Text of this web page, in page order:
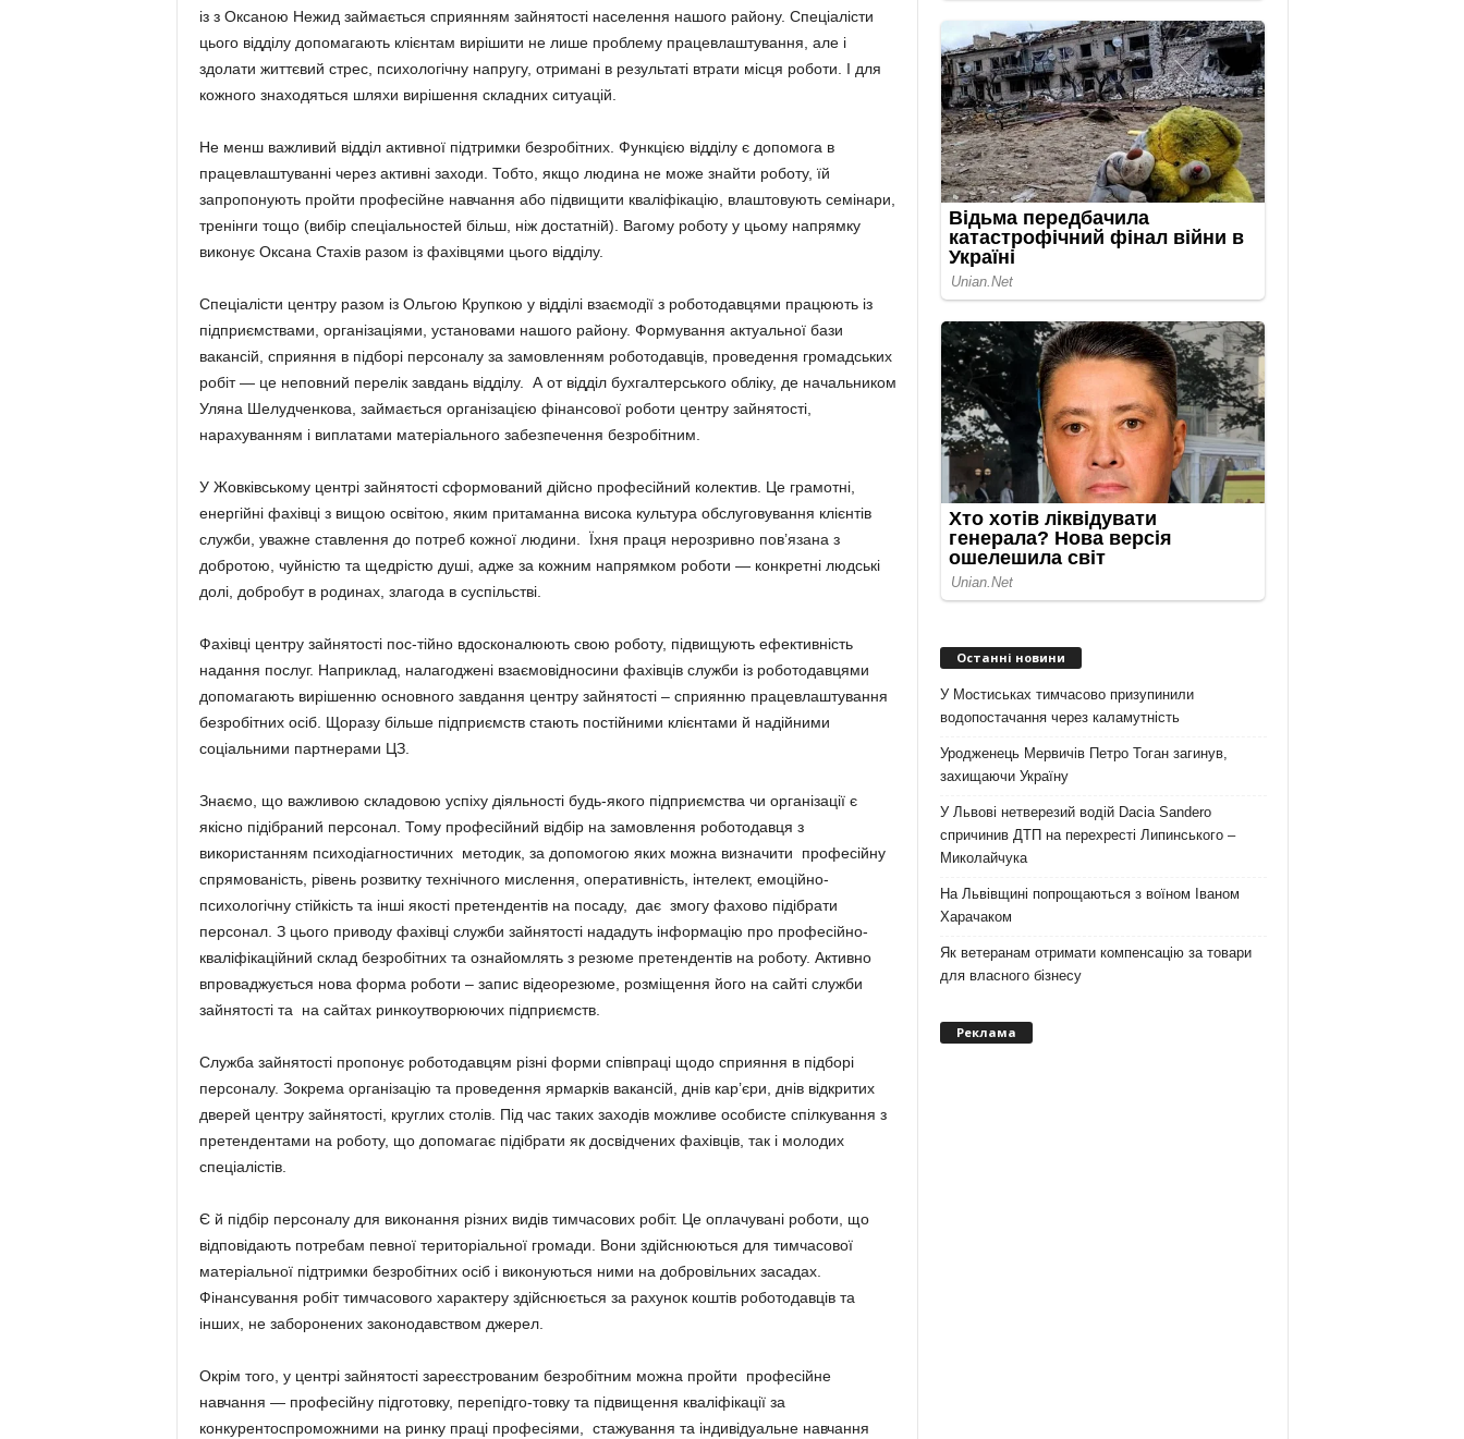
із з Оксаною Нежид займається сприянням зайнятості населення нашого району. Спеціалісти
цього відділу допомагають клієнтам вирішити не лише проблему працевлаштування, але і
здолати життєвий стрес, психологічну напругу, отримані в результаті втрати місця роботи. І для
кожного знаходяться шляхи вирішення складних ситуацій.
Не менш важливий відділ активної підтримки безробітних. Функцією відділу є допомога в
працевлаштуванні через активні заходи. Тобто, якщо людина не може знайти роботу, їй
запропонують пройти професійне навчання або підвищити кваліфікацію, влаштовують семінари,
тренінги тощо (вибір спеціальностей більш, ніж достатній). Вагому роботу у цьому напрямку
виконує Оксана Стахів разом із фахівцями цього відділу.
Спеціалісти центру разом із Ольгою Крупкою у відділі взаємодії з роботодавцями працюють із
підприємствами, організаціями, установами нашого району. Формування актуальної бази
вакансій, сприяння в підборі персоналу за замовленням роботодавців, проведення громадських
робіт — це неповний перелік завдань відділу. А от відділ бухгалтерського обліку, де начальником
Уляна Шелудченкова, займається організацією фінансової роботи центру зайнятості,
нарахуванням і виплатами матеріального забезпечення безробітним.
У Жовківському центрі зайнятості сформований дійсно професійний колектив. Це грамотні,
енергійні фахівці з вищою освітою, яким притаманна висока культура обслуговування клієнтів
служби, уважне ставлення до потреб кожної людини. Їхня праця нерозривно пов’язана з
добротою, чуйністю та щедрістю душі, адже за кожним напрямком роботи — конкретні людські
долі, добробут в родинах, злагода в суспільстві.
Фахівці центру зайнятості пос-тійно вдосконалюють свою роботу, підвищують ефективність
надання послуг. Наприклад, налагоджені взаємовідносини фахівців служби із роботодавцями
допомагають вирішенню основного завдання центру зайнятості – сприянню працевлаштування
безробітних осіб. Щоразу більше підприємств стають постійними клієнтами й надійними
соціальними партнерами ЦЗ.
Знаємо, що важливою складовою успіху діяльності будь-якого підприємства чи організації є
якісно підібраний персонал. Тому професійний відбір на замовлення роботодавця з
використанням психодіагностичних методик, за допомогою яких можна визначити професійну
спрямованість, рівень розвитку технічного мислення, оперативність, інтелект, емоційно-
психологічну стійкість та інші якості претендентів на посаду, дає змогу фахово підібрати
персонал. З цього приводу фахівці служби зайнятості нададуть інформацію про професійно-
кваліфікаційний склад безробітних та ознайомлять з резюме претендентів на роботу. Активно
впроваджується нова форма роботи – запис відеорезюме, розміщення його на сайті служби
зайнятості та на сайтах ринкоутворюючих підприємств.
Служба зайнятості пропонує роботодавцям різні форми співпраці щодо сприяння в підборі
персоналу. Зокрема організацію та проведення ярмарків вакансій, днів кар’єри, днів відкритих
дверей центру зайнятості, круглих столів. Під час таких заходів можливе особисте спілкування з
претендентами на роботу, що допомагає підібрати як досвідчених фахівців, так і молодих
спеціалістів.
Є й підбір персоналу для виконання різних видів тимчасових робіт. Це оплачувані роботи, що
відповідають потребам певної територіальної громади. Вони здійснюються для тимчасової
матеріальної підтримки безробітних осіб і виконуються ними на добровільних засадах.
Фінансування робіт тимчасового характеру здійснюється за рахунок коштів роботодавців та
інших, не заборонених законодавством джерел.
Окрім того, у центрі зайнятості зареєстрованим безробітним можна пройти професійне
навчання — професійну підготовку, перепідго-товку та підвищення кваліфікації за
конкурентоспроможними на ринку праці професіями, стажування та індивідуальне навчання
Останні новини
У Мостиськах тимчасово призупинили
водопостачання через каламутність
Уродженець Мервичів Петро Тоган загинув,
захищаючи Україну
У Львові нетверезий водій Dacia Sandero
спричинив ДТП на перехресті Липинського –
Миколайчука
На Львівщині попрощаються з воїном Іваном
Харачаком
Як ветеранам отримати компенсацію за товари
для власного бізнесу
Реклама